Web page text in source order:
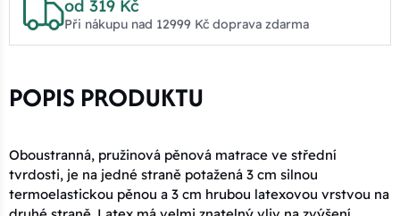
od 319 Kč
Při nákupu nad 12999 Kč doprava zdarma
POPIS PRODUKTU
Oboustranná, pružinová pěnová matrace ve střední
tvrdosti, je na jedné straně potažená 3 cm silnou
termoelastickou pěnou a 3 cm hrubou latexovou vrstvou na